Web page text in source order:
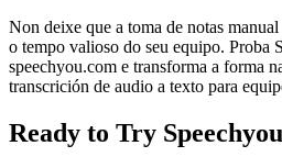
Non deixe que a toma de notas
o tempo valioso do seu equipo. Proba
speechyou.com e transforma a forma
transcrición de audio a texto para
Ready to Try